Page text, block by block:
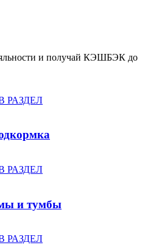
и получай КЭШБЭК до
РАЗДЕЛ
РАЗДЕЛ
и тумбы
РАЗДЕЛ